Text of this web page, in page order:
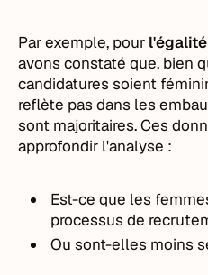
Par exemple, pour
avons constaté que, bien
candidatures soient
reflète pas dans les
sont majoritaires. Ces
approfondir l'analyse :
Est-ce que les
processus de
Ou sont-elles moins